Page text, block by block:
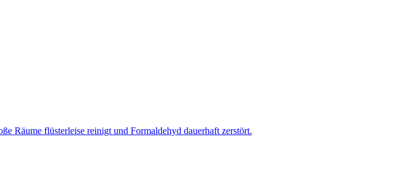
Räume flüsterleise reinigt und Formaldehyd dauerhaft zerstört.